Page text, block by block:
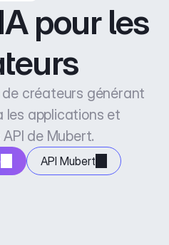
pour les
de créateurs générant
les applications et
de Mubert.
API Mubert